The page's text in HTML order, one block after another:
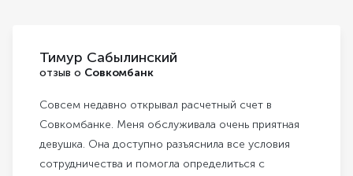
Тимур Сабылинский
отзыв о Совкомбанк
Совсем недавно открывал расчетный счет в
Совкомбанке. Меня обслуживала очень приятная
девушка. Она доступно разъяснила все условия
сотрудничества и помогла определиться с